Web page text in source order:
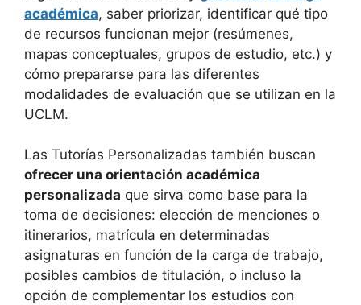
académica, saber priorizar, identificar qué tipo
de recursos funcionan mejor (resúmenes,
mapas conceptuales, grupos de estudio, etc.) y
cómo prepararse para las diferentes
modalidades de evaluación que se utilizan en la
UCLM.
Las Tutorías Personalizadas también buscan
ofrecer una orientación académica
personalizada que sirva como base para la
toma de decisiones: elección de menciones o
itinerarios, matrícula en determinadas
asignaturas en función de la carga de trabajo,
posibles cambios de titulación, o incluso la
opción de complementar los estudios con